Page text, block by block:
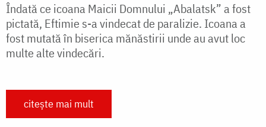
Îndată ce icoana Maicii Domnului „Abalatsk” a fost
pictată, Eftimie s-a vindecat de paralizie. Icoana a
fost mutată în biserica mănăstirii unde au avut loc
multe alte vindecări.
citește mai mult